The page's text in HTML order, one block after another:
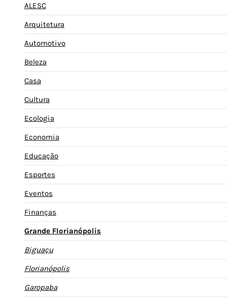
ALESC
Arquitetura
Automotivo
Beleza
Casa
Cultura
Ecologia
Economia
Educação
Esportes
Eventos
Finanças
Grande Florianópolis
Biguaçu
Florianópolis
Garopaba